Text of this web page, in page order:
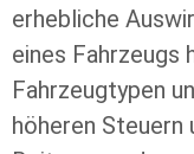
erhebliche
eines Fahrzeugs
Fahrzeugtypen
höheren Steuern